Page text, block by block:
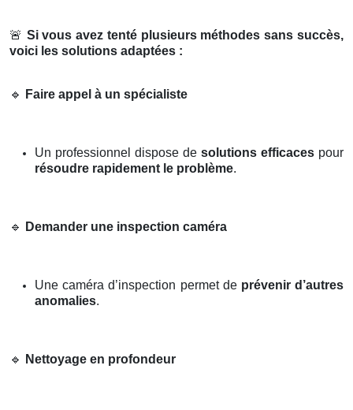
🚨 Si vous avez tenté plusieurs méthodes sans succès,
voici les solutions adaptées :
🔹 Faire appel à un spécialiste
Un professionnel dispose de solutions efficaces pour
résoudre rapidement le problème.
🔹 Demander une inspection caméra
Une caméra d’inspection permet de prévenir d’autres
anomalies.
🔹 Nettoyage en profondeur